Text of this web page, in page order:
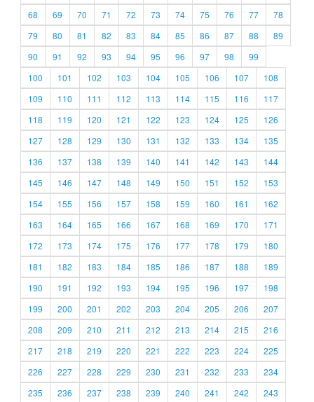
68
69 70 71 72 73 74 75 76 77
78
79
80 81 82 83 84 85 86 87 88
89
90
91 92 93 94 95 96 97 98
99
100
101 102 103 104 105 106 107
108
109
110 111 112 113 114 115 116
117
118
119 120 121 122 123 124 125
126
127
128 129 130 131 132 133 134
135
136
137 138 139 140 141 142 143
144
145
146 147 148 149 150 151 152
153
154
155 156 157 158 159 160 161
162
163
164 165 166 167 168 169 170
171
172
173 174 175 176 177 178 179
180
181
182 183 184 185 186 187 188
189
190
191 192 193 194 195 196 197
198
199
200 201 202 203 204 205 206
207
208
209 210 211 212 213 214 215
216
217
218 219 220 221 222 223 224
225
226
227 228 229 230 231 232 233
234
235
236 237 238 239 240 241 242 243